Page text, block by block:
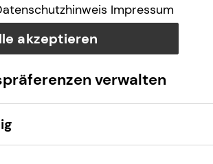
Impressum
akzeptieren
verwalten